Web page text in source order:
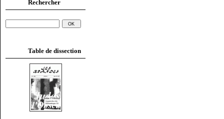
Rechercher
Table de dissection